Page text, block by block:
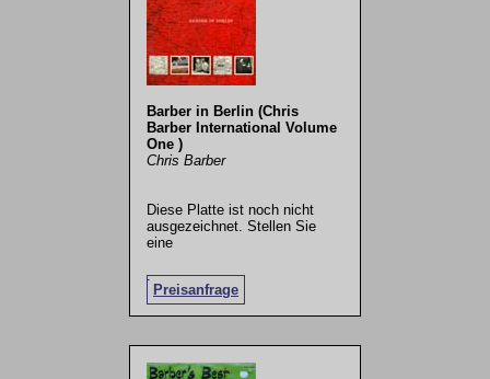
Barber in Berlin (Chris
Barber International Volume
One )
Chris Barber
Diese Platte ist noch nicht
ausgezeichnet. Stellen Sie
eine
Preisanfrage
.